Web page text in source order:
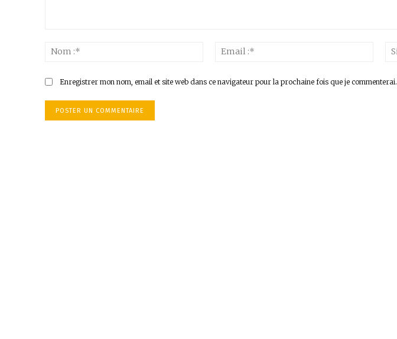
Email
Enregistrer mon nom, email et site web dans ce navigateur pour la prochaine fois que je commenterai.